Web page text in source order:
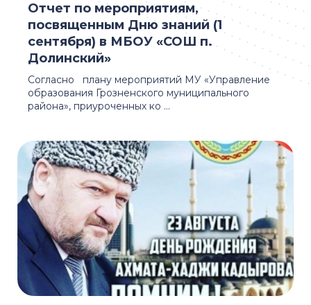
Согласно плану мероприятий МУ «Управление
образования Грозненского муниципального
района», приуроченных ко ...
Отчет по мероприятиям,
посвященным Дню знаний (1
сентября) в МБОУ «СОШ п.
Долинский»